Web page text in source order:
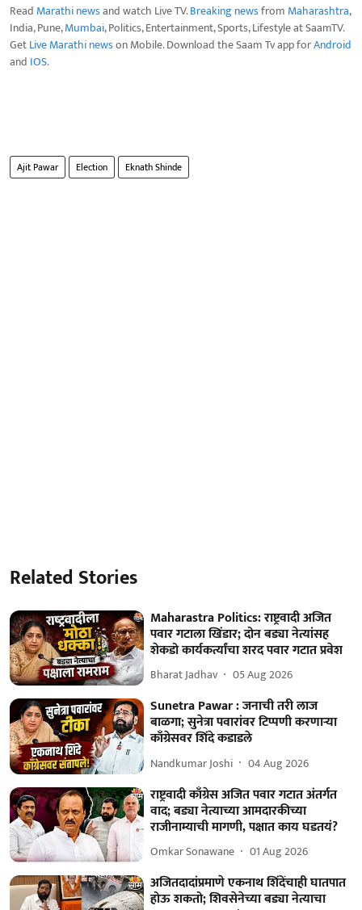
Read Marathi newsand watch Live TV.Breaking newsfrom Maharashtra,
India, Pune,Mumbai, Politics, Entertainment, Sports, Lifestyle at SaamTV.
GetLive Marathi newson Mobile. Download the Saam Tv app forAndroid
and IOS.
Ajit Pawar Election Eknath Shinde
Related Stories
Maharastra Politics: राष्ट्रवादी अजित
पवार गटाला खिंडार; दोन बड्या नेत्यांसह
शेकडो कार्यकर्त्यांचा शरद पवार गटात प्रवेश
Bharat Jadhav 05 Aug 2026
Sunetra Pawar : जनाची तरी लाज
बाळगा; सुनेत्रा पवारांवर टिप्पणी करणाऱ्या
काँग्रेसवर शिंदे कडाडले
Nandkumar Joshi 04 Aug 2026
राष्ट्रवादी काँग्रेस अजित पवार गटात अंतर्गत
वाद; बड्या नेत्याच्या आमदारकीच्या
राजीनाम्याची मागणी, पक्षात काय घडतयं?
Omkar Sonawane 01 Aug 2026
अजितदादांप्रमाणे एकनाथ शिंदेंचाही घातपात
होऊ शकतो; शिवसेनेच्या बड्या नेत्याचा